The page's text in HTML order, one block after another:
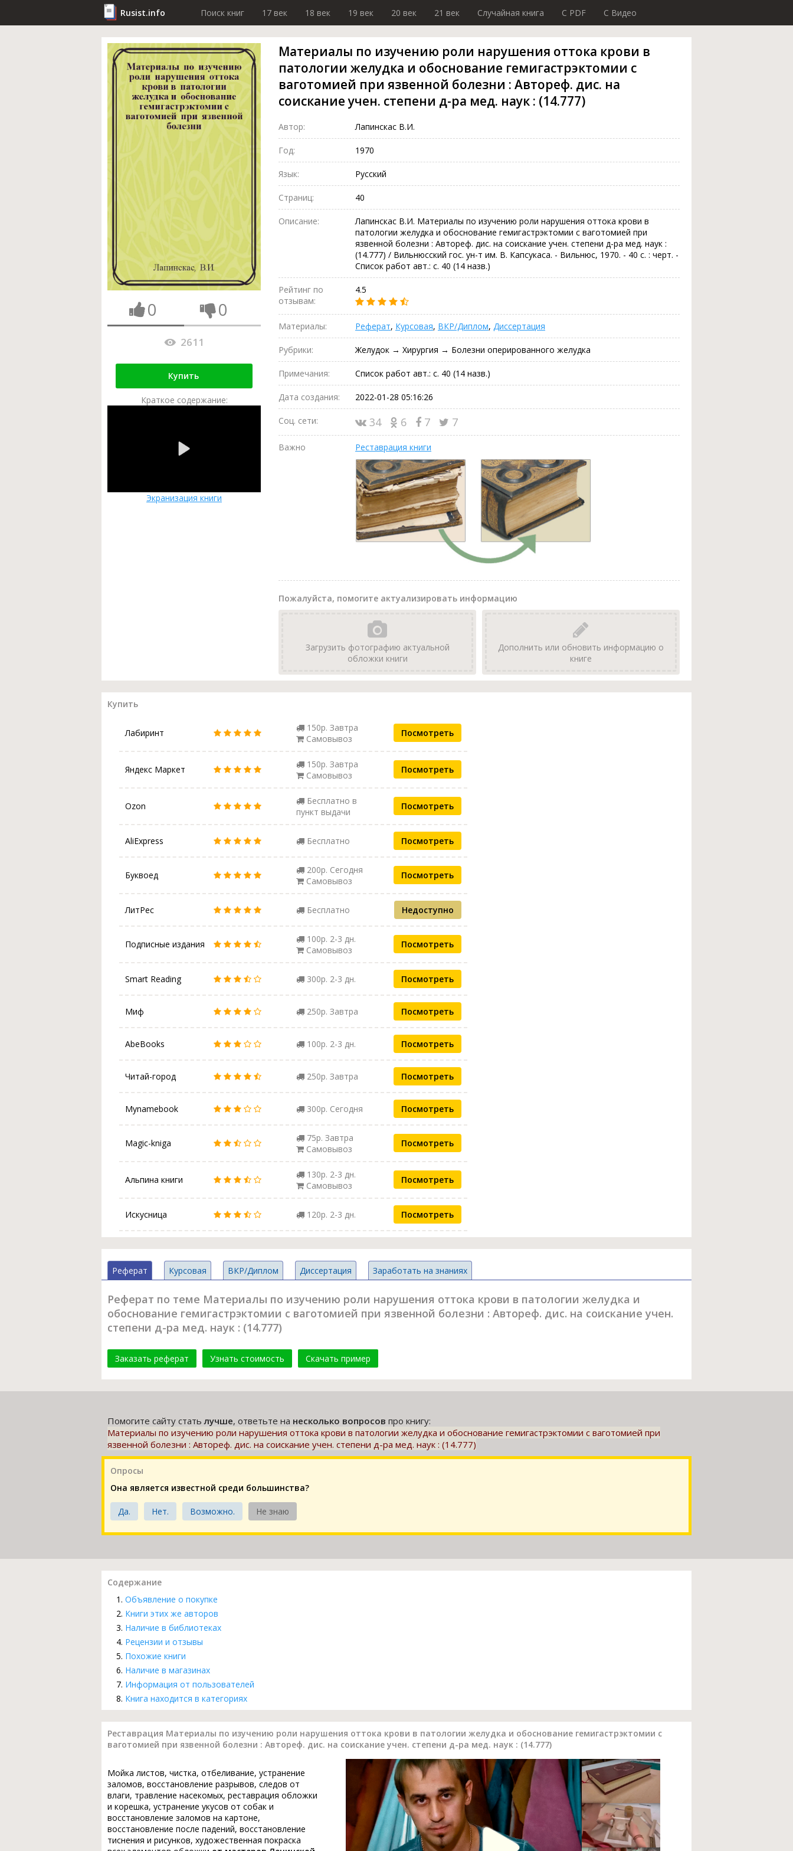
Rusist.info Поиск книг 17 век 18 век 19 век 20 век 21 век Случайная книга C PDF C Видео
0 0
2611
Купить
Краткое содержание:
Экранизация книги
Материалы по изучению роли нарушения оттока крови в
патологии желудка и обоснование гемигастрэктомии с
ваготомией при язвенной болезни : Автореф. дис. на
соискание учен. степени д-ра мед. наук : (14.777)
Автор: Лапинскас В.И.
Год: 1970
Язык: Русский
Страниц: 40
Описание:
Лапинскас В.И. Материалы по изучению роли нарушения оттока крови в
патологии желудка и обоснование гемигастрэктомии с ваготомией при
язвенной болезни : Автореф. дис. на соискание учен. степени д-ра мед. наук :
(14.777) / Вильнюсский гос. ун-т им. В. Капсукаса. - Вильнюс, 1970. - 40 с. : черт. -
Список работ авт.: с. 40 (14 назв.)
Рейтинг по
отзывам:
4.5
Материалы: Реферат, Курсовая, ВКР/Диплом, Диссертация
Рубрики: Желудок → Хирургия → Болезни оперированного желудка
Примечания: Список работ авт.: с. 40 (14 назв.)
Дата создания: 2022-01-28 05:16:26
Соц. сети: 34 6 7 7
Важно Реставрация книги
Пожалуйста, помогите актуализировать информацию
Загрузить фотографию актуальной
обложки книги
Дополнить или обновить информацию о
книге
Купить
Лабиринт
150р. Завтра
Самовывоз
Посмотреть
Яндекс Маркет
150р. Завтра
Самовывоз
Посмотреть
Ozon
Бесплатно в
пункт выдачи
Посмотреть
AliExpress Бесплатно Посмотреть
Буквоед
200р. Сегодня
Самовывоз
Посмотреть
ЛитРес Бесплатно Недоступно
Подписные издания
100р. 2-3 дн.
Самовывоз
Посмотреть
Smart Reading 300р. 2-3 дн. Посмотреть
Миф 250р. Завтра Посмотреть
AbeBooks 100р. 2-3 дн. Посмотреть
Читай-город 250р. Завтра Посмотреть
Mynamebook 300р. Сегодня Посмотреть
Magic-kniga
75р. Завтра
Самовывоз
Посмотреть
Альпина книги
130р. 2-3 дн.
Самовывоз
Посмотреть
Искусница 120р. 2-3 дн. Посмотреть
Реферат Курсовая ВКР/Диплом Диссертация Заработать на знаниях
Реферат по теме Материалы по изучению роли нарушения оттока крови в патологии желудка и
обоснование гемигастрэктомии с ваготомией при язвенной болезни : Автореф. дис. на соискание учен.
степени д-ра мед. наук : (14.777)
Заказать реферат Узнать стоимость Скачать пример
Помогите сайту статьлучше, ответьте на несколько вопросов про книгу:
Материалы по изучению роли нарушения оттока крови в патологии желудка и обоснование гемигастрэктомии с ваготомией при
язвенной болезни : Автореф. дис. на соискание учен. степени д-ра мед. наук : (14.777)
Опросы
Она является известной среди большинства?
Да. Нет. Возможно. Не знаю
Содержание
Объявление о покупке
Книги этих же авторов
Наличие в библиотеках
Рецензии и отзывы
Похожие книги
Наличие в магазинах
Информация от пользователей
Книга находится в категориях
Реставрация Материалы по изучению роли нарушения оттока крови в патологии желудка и обоснование гемигастрэктомии с
ваготомией при язвенной болезни : Автореф. дис. на соискание учен. степени д-ра мед. наук : (14.777)
Мойка листов, чистка, отбеливание, устранение
заломов, восстановление разрывов, следов от
влаги, травление насекомых, реставрация обложки
и корешка, устранение укусов от собак и
восстановление заломов на картоне,
восстановление после падений, восстановление
тиснения и рисунков, художественная покраска